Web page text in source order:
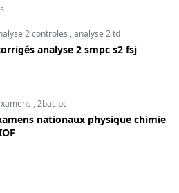
2 controles ,analyse 2 td
analyse 2 smpc s2 fsj
,2bac pc
nationaux physique chimie